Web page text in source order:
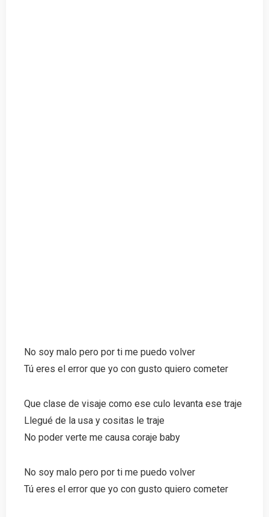
No soy malo pero por ti me puedo volver
Tú eres el error que yo con gusto quiero cometer
Que clase de visaje como ese culo levanta ese traje
Llegué de la usa y cositas le traje
No poder verte me causa coraje baby
No soy malo pero por ti me puedo volver
Tú eres el error que yo con gusto quiero cometer